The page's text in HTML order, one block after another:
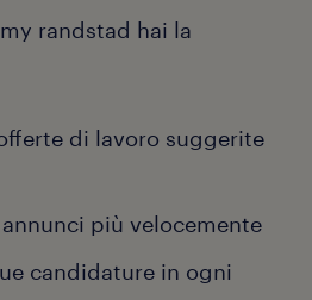
randstad hai la
di lavoro suggerite
più velocemente
candidature in ogni